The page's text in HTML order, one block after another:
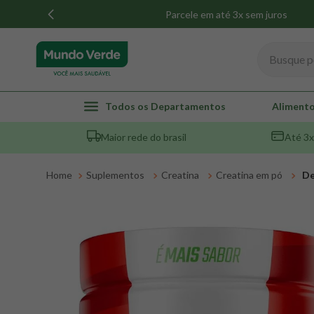
Parcele em até 3x sem juros
Todos os Departamentos
Maior rede do brasil Até
Suplementos Creatina Creatina em pó
TERMOS MAIS BUSCADOS
1º whey
2º creatina
6º
maca peruana